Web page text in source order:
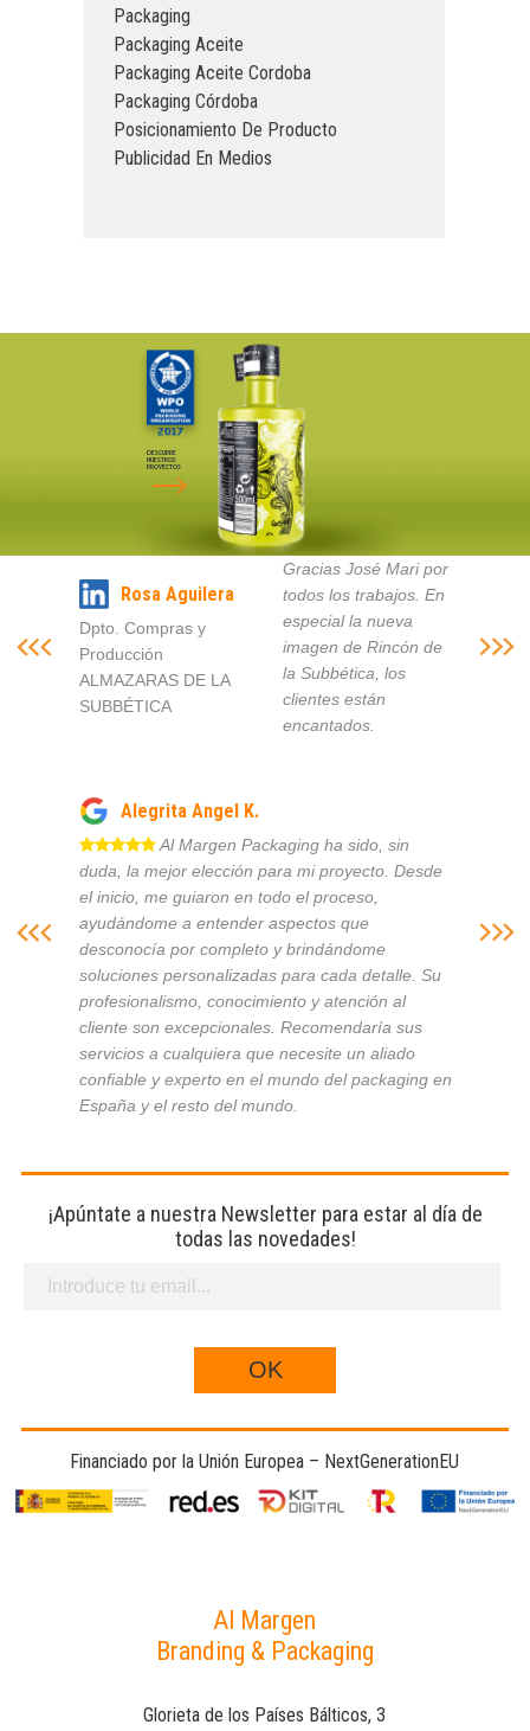
Packaging
Packaging Aceite
Packaging Aceite Cordoba
Packaging Córdoba
Posicionamiento De Producto
Publicidad En Medios
DESCUBRE
NUESTROS
PROYECTOS
Rosa Aguilera
Dpto. Compras y
Producción
ALMAZARAS DE LA
SUBBÉTICA
Gracias José Mari por
todos los trabajos. En
especial la nueva
imagen de Rincón de
la Subbética, los
clientes están
encantados.
Alegrita Angel K.
Al Margen Packaging ha sido, sin
duda, la mejor elección para mi proyecto. Desde
el inicio, me guiaron en todo el proceso,
ayudándome a entender aspectos que
desconocía por completo y brindándome
soluciones personalizadas para cada detalle. Su
profesionalismo, conocimiento y atención al
cliente son excepcionales. Recomendaría sus
servicios a cualquiera que necesite un aliado
confiable y experto en el mundo del packaging en
España y el resto del mundo.
¡Apúntate a nuestra Newsletter para estar al día de
todas las novedades!
Financiado por la Unión Europea – NextGenerationEU
Al Margen
Branding & Packaging
Glorieta de los Países Bálticos, 3